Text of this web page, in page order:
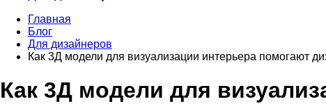
Главная
Блог
Для дизайнеров
Как 3Д модели для визуализации интерьера помогают
Как 3Д модели для